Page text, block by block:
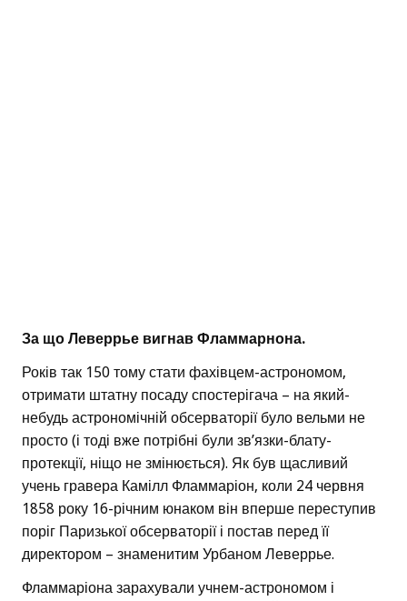
За що Леверрье вигнав Фламмарнона.
Років так 150 тому стати фахівцем-астрономом,
отримати штатну посаду спостерігача – на який-
небудь астрономічній обсерваторії було вельми не
просто (і тоді вже потрібні були зв’язки-блату-
протекції, ніщо не змінюється). Як був щасливий
учень гравера Камілл Фламмаріон, коли 24 червня
1858 року 16-річним юнаком він вперше переступив
поріг Паризької обсерваторії і постав перед її
директором – знаменитим Урбаном Леверрье.
Фламмаріона зарахували учнем-астрономом і